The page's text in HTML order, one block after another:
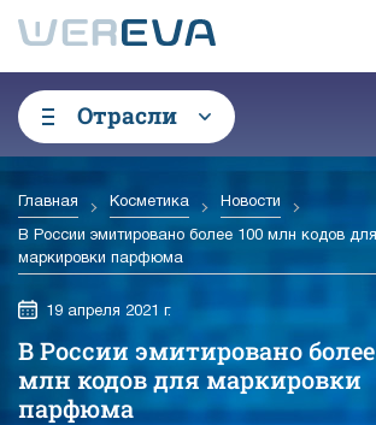
Отрасли
Главная Косметика Новости
В России эмитировано более 100 млн кодов для
маркировки парфюма
19 апреля 2021 г.
В России эмитировано более
млн кодов для маркировки
парфюма